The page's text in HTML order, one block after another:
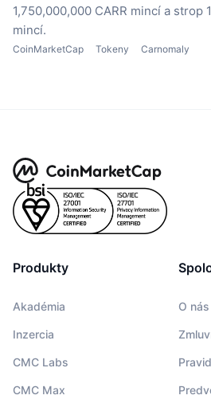
1,750,000,000 CARR mincí a strop
mincí.
CoinMarketCap Tokeny Carnomaly
Produkty
Akadémia
Inzercia
CMC Labs
CMC Max
O nás